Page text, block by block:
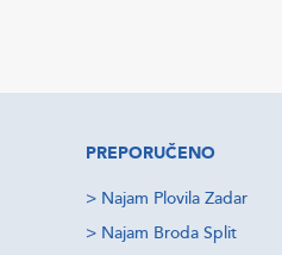
PREPORUČENO
> Najam Plovila Zadar
> Najam Broda Split